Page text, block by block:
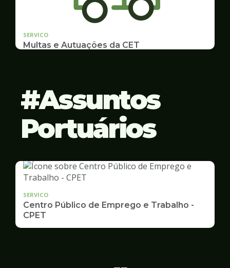
SERVICO
Multas e Autuações da CET
Assuntos
Portuários
SERVICO
Centro Público de Emprego e Trabalho -
CPET